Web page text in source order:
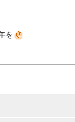
を